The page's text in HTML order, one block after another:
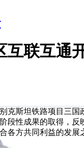
互联互通
斯坦铁路项目三国
性成果的取得，反
各方共同利益的发展